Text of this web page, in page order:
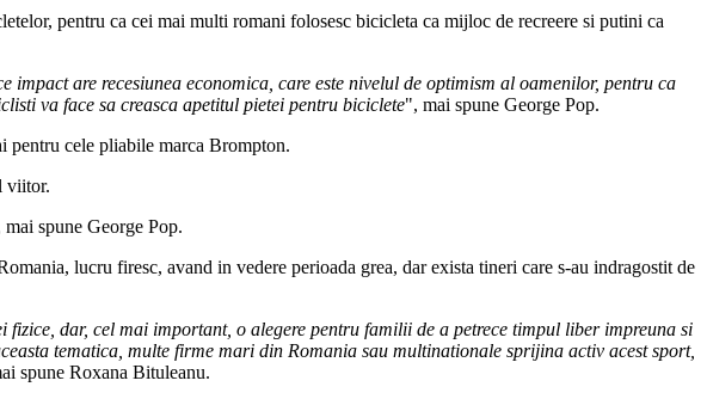
pentru ca cei mai multi romani folosesc bicicleta ca mijloc de recreere si putini ca
are recesiunea economica, care este nivelul de optimism al oamenilor, pentru ca
va face sa creasca apetitul pietei pentru biciclete", mai spune George Pop.
pentru cele pliabile marca Brompton.
viitor.
mai spune George Pop.
lucru firesc, avand in vedere perioada grea, dar exista tineri care s-au indragostit de
dar, cel mai important, o alegere pentru familii de a petrece timpul liber impreuna si
tematica, multe firme mari din Romania sau multinationale sprijina activ acest sport,
spune Roxana Bituleanu.